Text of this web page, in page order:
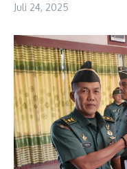
Juli 24, 2025